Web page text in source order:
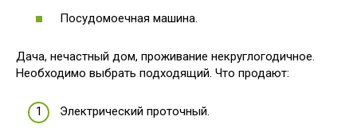
Посудомоечная машина.
Дача, нечастный дом, проживание некруглогодичное.
Необходимо выбрать подходящий. Что продают:
Электрический проточный.